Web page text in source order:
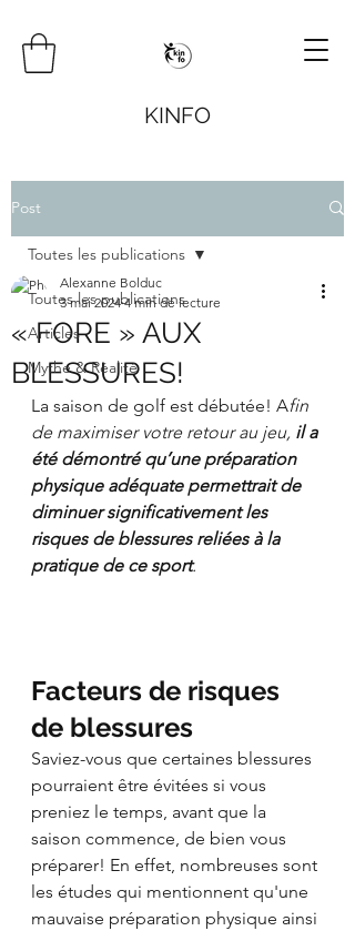
KINFO
Post
Toutes les publications
Articles
Mythe & Réalité
Toutes les publications
« FORE » AUX
BLESSURES!
Alexanne Bolduc
3 mai 2024 4 min de lecture
La saison de golf est débutée! Afin
de maximiser votre retour au jeu, il a
été démontré qu’une préparation
physique adéquate permettrait de
diminuer significativement les
risques de blessures reliées à la
pratique de ce sport.
Facteurs de risques
de blessures
Saviez-vous que certaines blessures
pourraient être évitées si vous
preniez le temps, avant que la
saison commence, de bien vous
préparer! En effet, nombreuses sont
les études qui mentionnent qu'une
mauvaise préparation physique ainsi